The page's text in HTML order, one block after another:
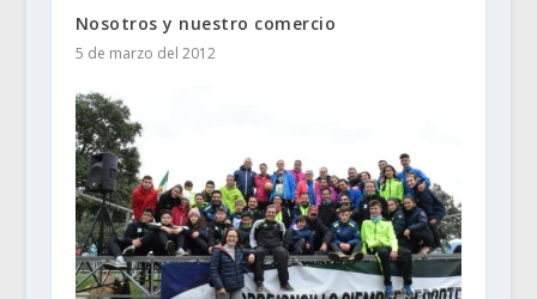
Nosotros y nuestro comercio
5 de marzo del 2012